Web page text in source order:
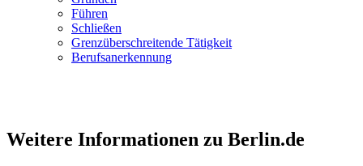
Führen
Schließen
Grenzüberschreitende Tätigkeit
Berufsanerkennung
Weitere Informationen zu Berlin.de